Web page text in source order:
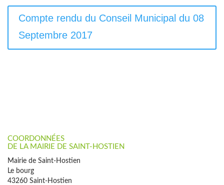
Compte rendu du Conseil Municipal du 08
Septembre 2017
COORDONNÉES
DE LA MAIRIE DE SAINT-HOSTIEN
Mairie de Saint-Hostien
Le bourg
43260 Saint-Hostien